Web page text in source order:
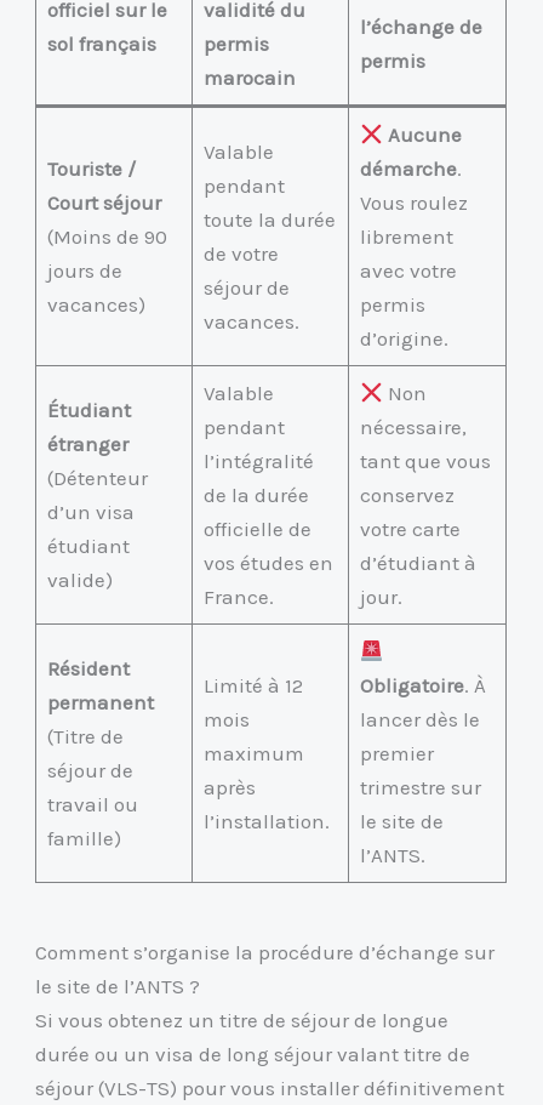
officiel sur le
sol français
validité du
permis
marocain
l’échange de
permis
Touriste /
Court séjour
(Moins de 90
jours de
vacances)
Valable
pendant
toute la durée
de votre
séjour de
vacances.
Aucune
démarche.
Vous roulez
librement
avec votre
permis
d’origine.
Étudiant
étranger
(Détenteur
d’un visa
étudiant
valide)
Valable
pendant
l’intégralité
de la durée
officielle de
vos études en
France.
Non
nécessaire,
tant que vous
conservez
votre carte
d’étudiant à
jour.
Résident
permanent
(Titre de
séjour de
travail ou
famille)
Limité à 12
mois
maximum
après
l’installation.
Obligatoire. À
lancer dès le
premier
trimestre sur
le site de
l’ANTS.
Comment s’organise la procédure d’échange sur
le site de l’ANTS ?
Si vous obtenez un titre de séjour de longue
durée ou un visa de long séjour valant titre de
séjour (VLS-TS) pour vous installer définitivement